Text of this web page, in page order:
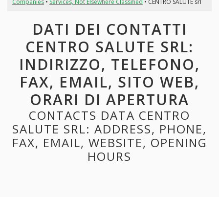
DATI DEI CONTATTI
CENTRO SALUTE SRL:
INDIRIZZO, TELEFONO,
FAX, EMAIL, SITO WEB,
ORARI DI APERTURA
CONTACTS DATA CENTRO
SALUTE SRL: ADDRESS, PHONE,
FAX, EMAIL, WEBSITE, OPENING
HOURS